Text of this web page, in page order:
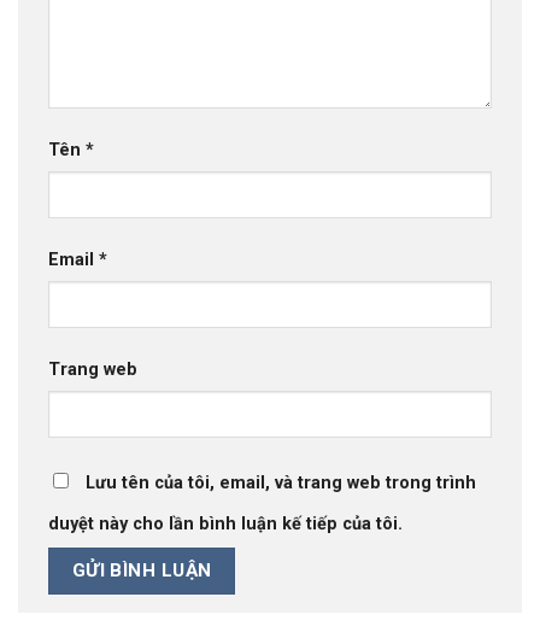
Tên *
Email *
Trang web
Lưu tên của tôi, email, và trang web trong trình
duyệt này cho lần bình luận kế tiếp của tôi.